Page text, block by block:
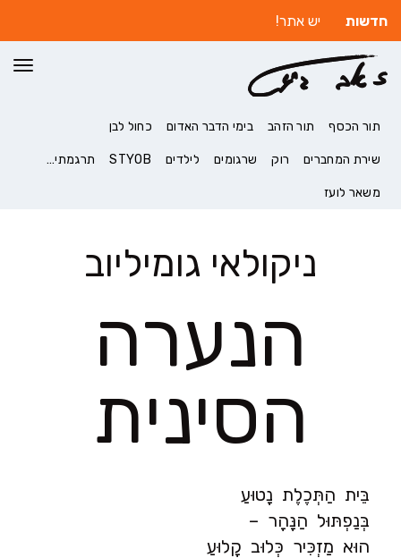
חדשות יש אתר!
תור הכסף תור הזהב בימי הדבר האדום כחול לבן
שירת המחברים רוק שרגומים לילדים STYOB תרגמתי…
משאר לועז
ניקולאי גומיליוב
הנערה
הסינית
בֵּית הַתְּכֶלֶת נָטוּעַ
בְּנַפְתּוּל הַנָּהָר –
הוּא מַזְכִּיר כְּלוּב קָלוּעַ